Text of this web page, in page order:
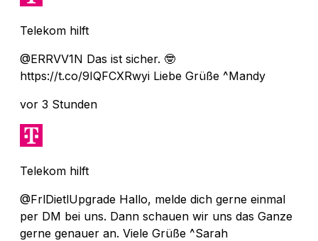
Telekom hilft
@ERRVV1N Das ist sicher. 🤓
https://t.co/9IQFCXRwyi Liebe Grüße ^Mandy
vor 3 Stunden
Telekom hilft
@FrlDietlUpgrade Hallo, melde dich gerne einmal
per DM bei uns. Dann schauen wir uns das Ganze
gerne genauer an. Viele Grüße ^Sarah